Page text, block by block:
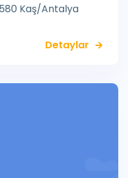
Kaş/Antalya
Detaylar